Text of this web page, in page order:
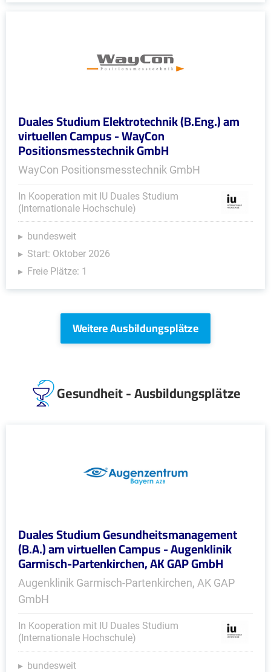
Duales Studium Elektrotechnik (B.Eng.) am
virtuellen Campus - WayCon
Positionsmesstechnik GmbH
WayCon Positionsmesstechnik GmbH
In Kooperation mit IU Duales Studium
(Internationale Hochschule)
bundesweit
Start: Oktober 2026
Freie Plätze: 1
Weitere Ausbildungsplätze
Gesundheit - Ausbildungsplätze
Duales Studium Gesundheitsmanagement
(B.A.) am virtuellen Campus - Augenklinik
Garmisch-Partenkirchen, AK GAP GmbH
Augenklinik Garmisch-Partenkirchen, AK GAP
GmbH
In Kooperation mit IU Duales Studium
(Internationale Hochschule)
bundesweit